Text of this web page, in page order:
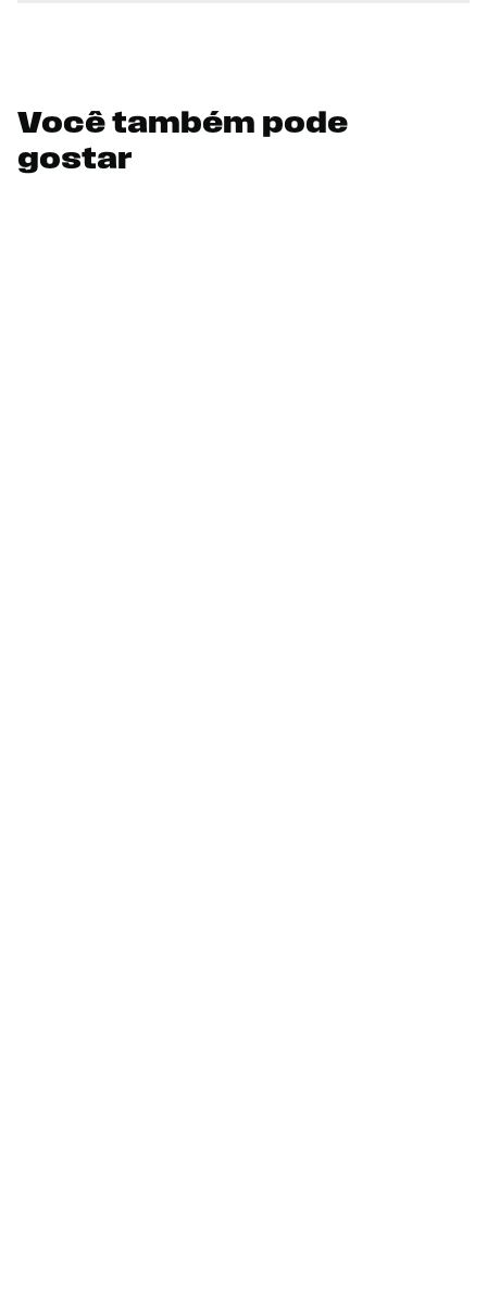
Você também pode
gostar